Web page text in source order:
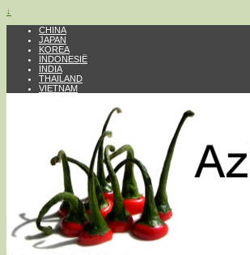
↓
CHINA
JAPAN
KOREA
INDONESIË
INDIA
THAILAND
VIETNAM